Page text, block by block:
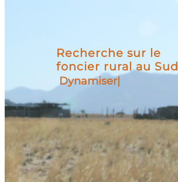
Recherche sur le
foncier rural au Sud
Dynamiser|